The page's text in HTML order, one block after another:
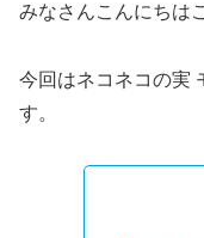
みなさんこんにちは
今回はネコネコの実
す。